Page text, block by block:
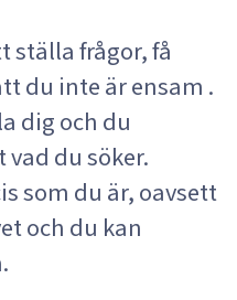
ställa frågor, få
du inte är ensam .
dig och du
vad du söker.
som du är, oavsett
och du kan